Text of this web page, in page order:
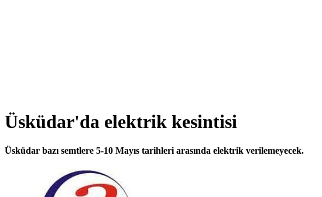
Üsküdar'da elektrik kesintisi
Üsküdar bazı semtlere 5-10 Mayıs tarihleri arasında elektrik verilemeyecek.